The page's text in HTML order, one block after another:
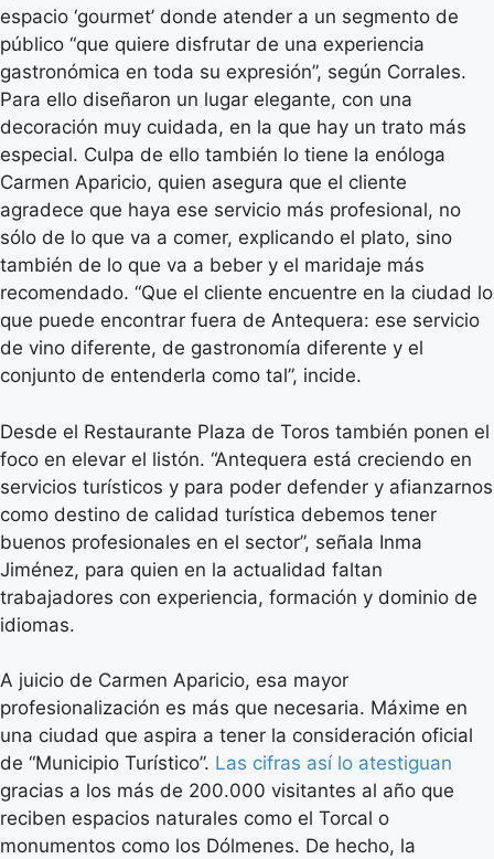
espacio ‘gourmet’ donde atender a un segmento de
público “que quiere disfrutar de una experiencia
gastronómica en toda su expresión”, según Corrales.
Para ello diseñaron un lugar elegante, con una
decoración muy cuidada, en la que hay un trato más
especial. Culpa de ello también lo tiene la enóloga
Carmen Aparicio, quien asegura que el cliente
agradece que haya ese servicio más profesional, no
sólo de lo que va a comer, explicando el plato, sino
también de lo que va a beber y el maridaje más
recomendado. “Que el cliente encuentre en la ciudad lo
que puede encontrar fuera de Antequera: ese servicio
de vino diferente, de gastronomía diferente y el
conjunto de entenderla como tal”, incide.
Desde el Restaurante Plaza de Toros también ponen el
foco en elevar el listón. “Antequera está creciendo en
servicios turísticos y para poder defender y afianzarnos
como destino de calidad turística debemos tener
buenos profesionales en el sector”, señala Inma
Jiménez, para quien en la actualidad faltan
trabajadores con experiencia, formación y dominio de
idiomas.
A juicio de Carmen Aparicio, esa mayor
profesionalización es más que necesaria. Máxime en
una ciudad que aspira a tener la consideración oficial
de “Municipio Turístico”. Las cifras así lo atestiguan
gracias a los más de 200.000 visitantes al año que
reciben espacios naturales como el Torcal o
monumentos como los Dólmenes. De hecho, la